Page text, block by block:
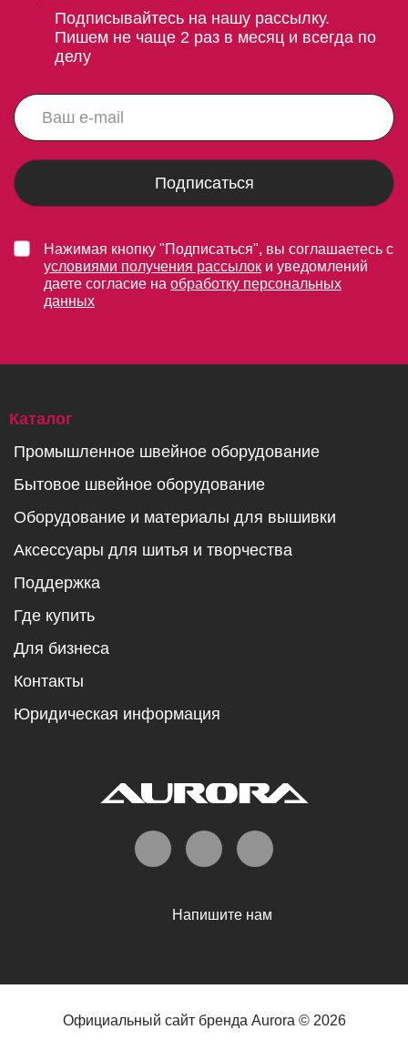
Подписывайтесь на нашу рассылку.
Пишем не чаще 2 раз в месяц и всегда по
делу
Подписаться
Нажимая кнопку "Подписаться", вы соглашаетесь с
условиями получения рассылок и уведомлений
даете согласие на обработку персональных
данных
Напишите нам
Каталог
Промышленное швейное оборудование
Бытовое швейное оборудование
Оборудование и материалы для вышивки
Аксессуары для шитья и творчества
Поддержка
Где купить
Для бизнеса
Контакты
Юридическая информация
Официальный сайт бренда Aurora © 2026